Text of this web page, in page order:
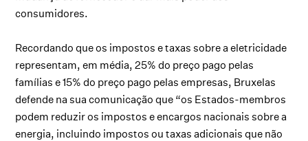
consumidores.
Recordando que os impostos e taxas sobre a eletricidade
representam, em média, 25% do preço pago pelas
famílias e 15% do preço pago pelas empresas, Bruxelas
defende na sua comunicação que “os Estados-membros
podem reduzir os impostos e encargos nacionais sobre a
energia, incluindo impostos ou taxas adicionais que não